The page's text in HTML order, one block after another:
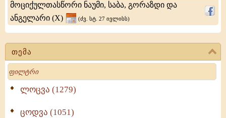
თემა
Search
ლოცვა (1279)
ცოდვა (1051)
მოციქულთასწორი ნაუმი, საბა, გორაზდი და
ანგელარი (X)
(ძვ. სტ. 27 ივლისს)